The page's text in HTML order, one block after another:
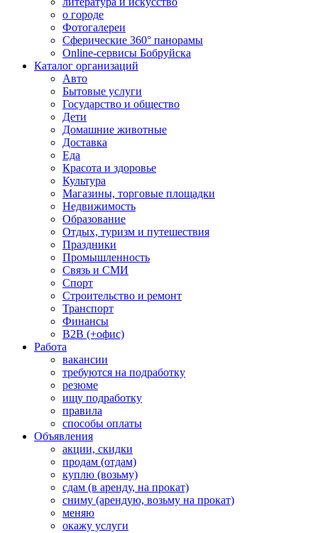
о городе
Фотогалереи
Сферические 360° панорамы
Online-сервисы Бобруйска
Каталог организаций
Авто
Бытовые услуги
Государство и общество
Дети
Домашние животные
Доставка
Еда
Красота и здоровье
Культура
Магазины, торговые площадки
Недвижимость
Образование
Отдых, туризм и путешествия
Праздники
Промышленность
Связь и СМИ
Спорт
Строительство и ремонт
Транспорт
Финансы
B2B (+офис)
Работа
вакансии
требуются на подработку
резюме
ищу подработку
правила
способы оплаты
Объявления
акции, скидки
продам (отдам)
куплю (возьму)
сдам (в аренду, на прокат)
сниму (арендую, возьму на прокат)
меняю
окажу услуги